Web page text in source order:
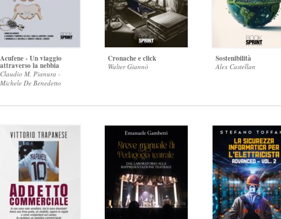
Acufene - Un viaggio
attraverso la nebbia
Claudio M. Pianura -
Michele De Benedetto
Cronache e click
Walter Giannò
Sostenibilità
Alex Castellan